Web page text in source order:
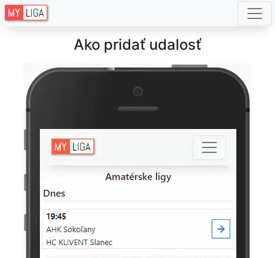
Ako pridať udalosť